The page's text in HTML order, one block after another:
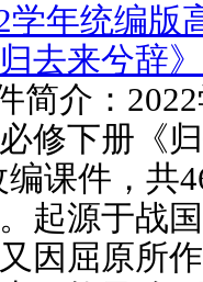
学年统编版
去来兮辞
简介：
修下册《
编课件，共
起源于战
因屈原所